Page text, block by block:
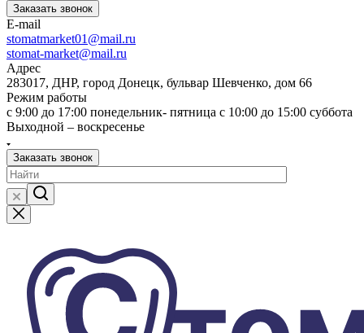
Заказать звонок
E-mail
stomatmarket01@mail.ru
stomat-market@mail.ru
Адрес
283017, ДНР, город Донецк, бульвар Шевченко, дом 66
Режим работы
с 9:00 до 17:00 понедельник- пятница с 10:00 до 15:00 суббота
Выходной – воскресенье
Заказать звонок